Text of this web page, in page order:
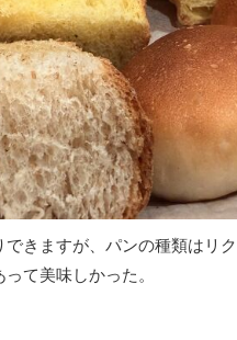
きますが、パンの種類はリ
て美味しかった。